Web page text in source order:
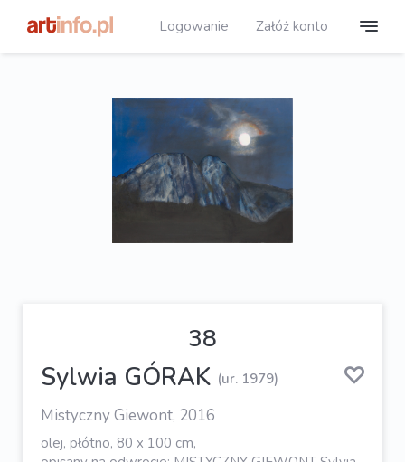
Logowanie Załóż konto
38
Sylwia GÓRAK (ur. 1979)
Mistyczny Giewont, 2016
olej, płótno, 80 x 100 cm,